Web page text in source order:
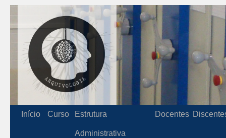
Início Curso Estrutura
Administrativa
Docentes